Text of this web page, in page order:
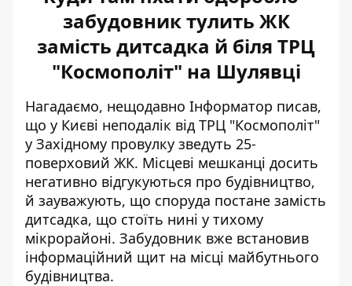
забудовник тулить ЖК
замість дитсадка й біля ТРЦ
"Космополіт" на Шулявці
Нагадаємо, нещодавно Інформатор писав,
що у Києві неподалік від ТРЦ "Космополіт"
у Західному провулку зведуть 25-
поверховий ЖК. Місцеві мешканці досить
негативно відгукуються про будівництво,
й зауважують, що споруда постане замість
дитсадка, що стоїть нині у тихому
мікрорайоні. Забудовник вже встановив
інформаційний щит на місці майбутнього
будівництва.